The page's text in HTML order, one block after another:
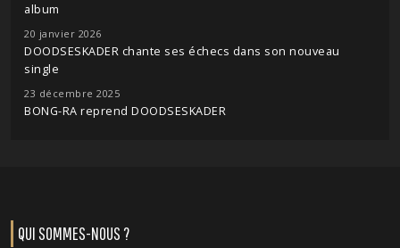
album
20 janvier 2026
DOODSESKADER chante ses échecs dans son nouveau
single
23 décembre 2025
BONG-RA reprend DOODSESKADER
QUI SOMMES-NOUS ?